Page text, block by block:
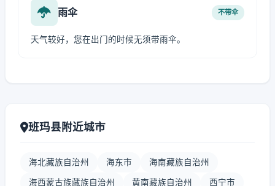
雨伞 不带伞
天气较好，您在出门的时候无须带雨伞。
班玛县附近城市
海北藏族自治州 海东市 海南藏族自治州
海西蒙古族藏族自治州 黄南藏族自治州 西宁市